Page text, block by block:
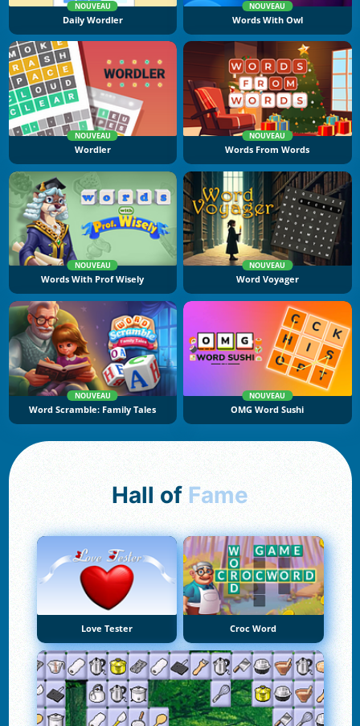
NOUVEAU
Daily Wordler
NOUVEAU
Words With Owl
NOUVEAU
Wordler
NOUVEAU
Words From Words
NOUVEAU
Words With Prof Wisely
NOUVEAU
Word Voyager
NOUVEAU
Word Scramble: Family Tales
NOUVEAU
OMG Word Sushi
Hall of Fame
Love Tester Croc Word